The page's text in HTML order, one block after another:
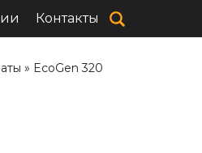
Контакты
» EcoGen 320